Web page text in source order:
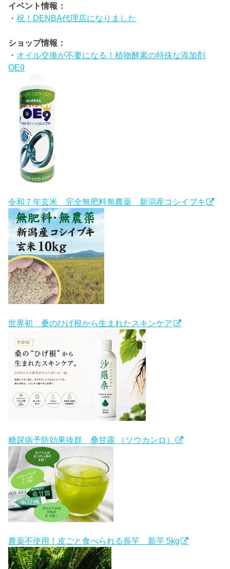
イベント情報：
・祝！DENBA代理店になりました
ショップ情報：
・ オイル交換が不要になる！植物酵素の特殊な添加剤
OE9
令和７年玄米 完全無肥料無農薬 新潟産コシイブキ
世界初 桑のひげ根から生まれたスキンケア
糖尿病予防効果抜群 桑甘露 （ソウカンロ）
農薬不使用！皮ごと食べられる長芋 新芋 5kg